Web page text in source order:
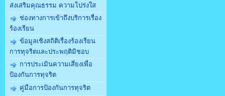
ส่งเสริมคุณธรรม ความโปร่งใส
ช่องทางการเข้าถึงบริการเรื่อง
ร้องเรียน
ข้อมูลเชิงสถิติเรื่องร้องเรียน
การทุจริตและประพฤติมิชอบ
การประเมินความเสี่ยงเพื่อ
ป้องกันการทุจริต
คู่มือการป้องกันการทุจริต